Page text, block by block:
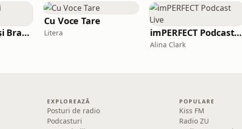
Bani, Bărbați și Branduri
Cu Voce Tare
Litera imPERFECT Podcast Live
Alina Clark
EXPLOREAZĂ
Posturi de radio
Podcasturi
POPULARE
Kiss FM
Radio ZU